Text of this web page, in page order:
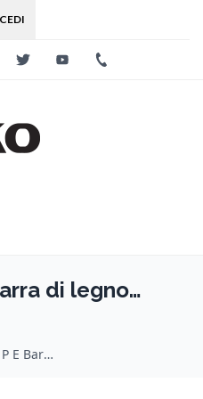
LinkedinTwitter Youtube
di legno
KS 50 P E Barra di legno Basso Profondo MasterClass